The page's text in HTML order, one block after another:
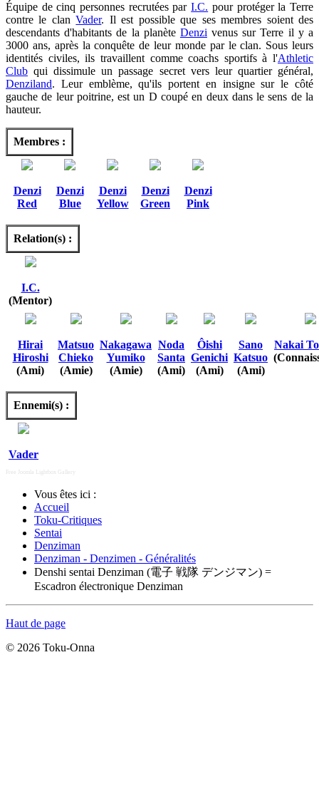
Équipe de cinq personnes recrutées parI.C. pour protéger la Terre
contre le clanVader. Il est possible que ses membres soient des
descendants d'habitants de la planète Denzivenus sur Terre il y a
3000 ans, après la conquête de leur monde par le clan. Sous leurs
identités civiles, ils travaillent comme coachs sportifs à l'Athletic
Club qui dissimule un passage secret vers leur quartier général,
Denziland. Leur emblème, qu'ils portent en insigne sur le côté
gauche de leur poitrine, est un D coupé en deux dans le sens de la
hauteur.
Membres :
Denzi
Red
Denzi
Blue
Denzi
Yellow
Denzi
Green
Denzi
Pink
Relation(s) :
I.C.
(Mentor)
Hirai
Hiroshi
(Ami)
Matsuo
Chieko
(Amie)
Nakagawa
Yumiko
(Amie)
Noda
Santa
(Ami)
Ôishi
Genichi
(Ami)
Sano
Katsuo
(Ami)
Nakai
Ennemi(s) :
Vader
Free Joomla Lightbox Gallery
Vous êtes ici :
Accueil
Toku-Critiques
Sentai
Denziman
Denziman - Denzimen - Généralités
Denshi sentai Denziman (電子 戦隊 デンジマン) =
Escadron électronique Denziman
Haut de page
© 2026 Toku-Onna